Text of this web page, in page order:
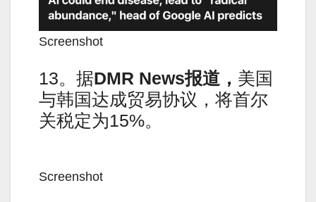
Screenshot
13。据DMR News报道， 美国
与韩国达成贸易协议，将首尔
关税定为15%。
Screenshot